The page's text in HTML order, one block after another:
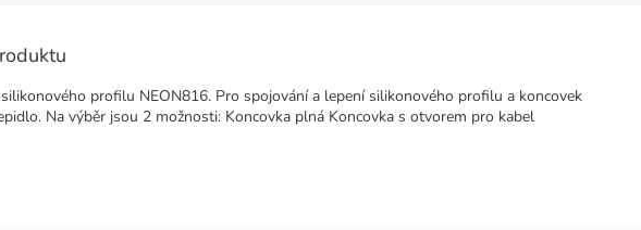
profilu NEON816. Pro spojování a lepení silikonového profilu a koncovek
Na výběr jsou 2 možnosti: Koncovka plná Koncovka s otvorem pro kabel